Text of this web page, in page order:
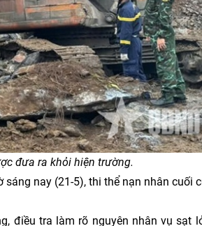
đưa ra khỏi hiện trường.
nay (21-5), thi thể nạn nhân cuối
điều tra làm rõ nguyên nhân vụ sạt